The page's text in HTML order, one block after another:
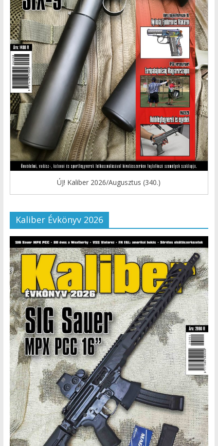
ÚJ! Kaliber 2026/Augusztus (340.)
Kaliber Évkönyv 2026